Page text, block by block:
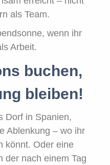
als Team.
wenn ihr
Arbeit.
buchen,
bleiben!
Dorf in Spanien,
Ablenkung – wo ihr
könnt. Oder eine
der nach einem Tag